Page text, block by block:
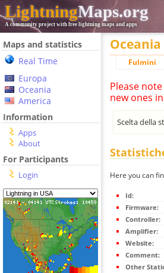
LightningMaps.org
A community project with free lightning maps and apps
Maps and statistics
Real Time
Europa
Oceania
America
Information
Apps
About
For Participants
Login
Oceania
Fulmini
Please
new ones
Scelta della
Here you can
Id:
Firmware:
Controller:
Amplifier:
Website:
Comment:
Other